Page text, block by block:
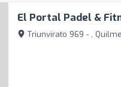
El Portal Padel &
Triunvirato 969 - ,